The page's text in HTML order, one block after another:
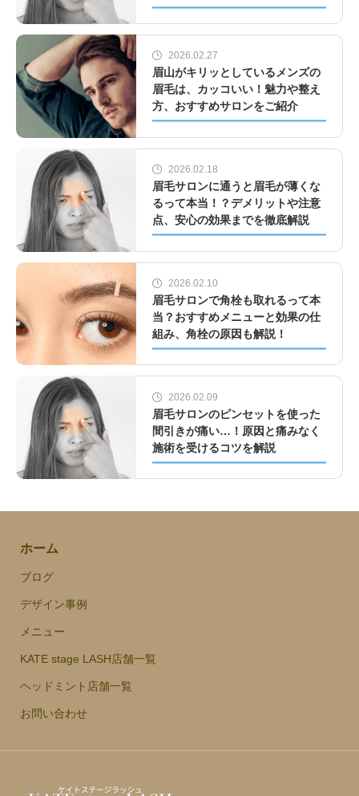
2026.02.27
眉山がキリッとしているメンズの
眉毛は、カッコいい！魅力や整え
方、おすすめサロンをご紹介
2026.02.18
眉毛サロンに通うと眉毛が薄くな
るって本当！？デメリットや注意
点、安心の効果までを徹底解説
2026.02.10
眉毛サロンで角栓も取れるって本
当？おすすめメニューと効果の仕
組み、角栓の原因も解説！
2026.02.09
眉毛サロンのピンセットを使った
間引きが痛い…！原因と痛みなく
施術を受けるコツを解説
ホーム
ブログ
デザイン事例
メニュー
KATE stage LASH店舗一覧
ヘッドミント店舗一覧
お問い合わせ